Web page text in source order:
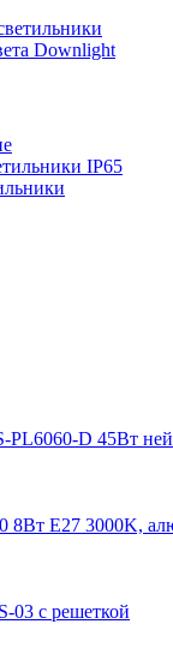
Downlight
IP65
D 45Вт
8Вт E27 3000K,
03 с решеткой